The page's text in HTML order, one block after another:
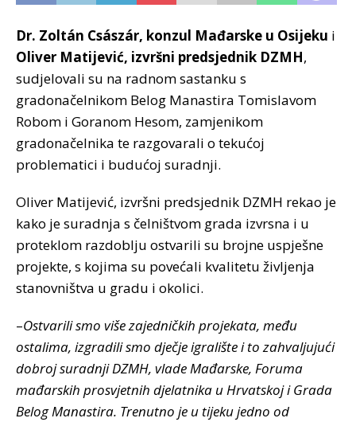
Dr. Zoltán Császár, konzul Mađarske u Osijeku i
Oliver Matijević, izvršni predsjednik DZMH,
sudjelovali su na radnom sastanku s
gradonačelnikom Belog Manastira Tomislavom
Robom i Goranom Hesom, zamjenikom
gradonačelnika te razgovarali o tekućoj
problematici i budućoj suradnji.
Oliver Matijević, izvršni predsjednik DZMH rekao je
kako je suradnja s čelništvom grada izvrsna i u
proteklom razdoblju ostvarili su brojne uspješne
projekte, s kojima su povećali kvalitetu življenja
stanovništva u gradu i okolici.
–Ostvarili smo više zajedničkih projekata, među
ostalima, izgradili smo dječje igralište i to zahvaljujući
dobroj suradnji DZMH, vlade Mađarske, Foruma
mađarskih prosvjetnih djelatnika u Hrvatskoj i Grada
Belog Manastira. Trenutno je u tijeku jedno od